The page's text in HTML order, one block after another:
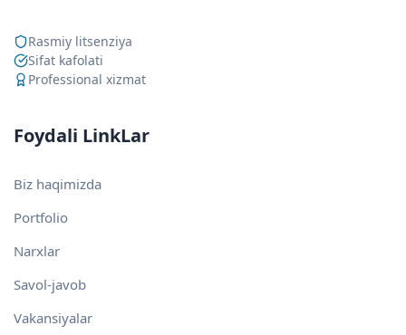
Rasmiy litsenziya
Sifat kafolati
Professional xizmat
Foydali LinkLar
Biz haqimizda
Portfolio
Narxlar
Savol-javob
Vakansiyalar